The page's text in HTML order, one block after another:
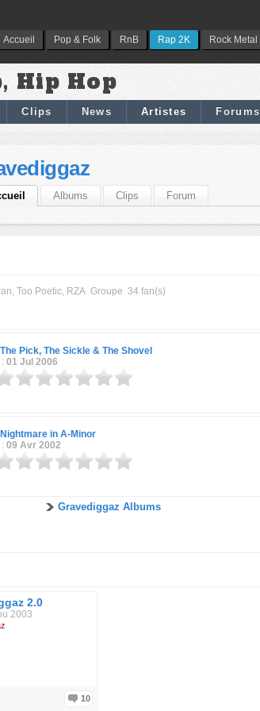
Accueil Pop & Folk RnB Rap 2K Rock Metal
Hip Hop
Clips News Artistes Forums
Albums Clips Forum
Too Poetic, RZA Groupe 34 fan(s)
The Pick, The Sickle & The Shovel
01 Jul 2006
Nightmare in A-Minor
09 Avr 2002
Gravediggaz Albums
2.0
2003
10